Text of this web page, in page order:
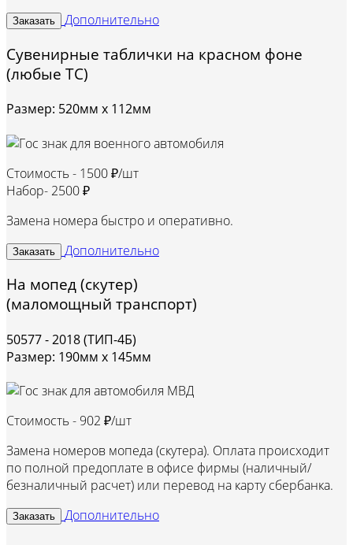
Заказать Дополнительно
Сувенирные таблички на красном фоне
(любые ТС)
Размер: 520мм х 112мм
Стоимость - 1500 ₽/шт
Набор- 2500 ₽
Замена номера быстро и оперативно.
Заказать Дополнительно
На мопед (скутер)
(маломощный транспорт)
50577 - 2018 (ТИП-4Б)
Размер: 190мм х 145мм
Стоимость - 902 ₽/шт
Замена номеров мопеда (скутера). Оплата происходит
по полной предоплате в офисе фирмы (наличный/
безналичный расчет) или перевод на карту сбербанка.
Заказать Дополнительно